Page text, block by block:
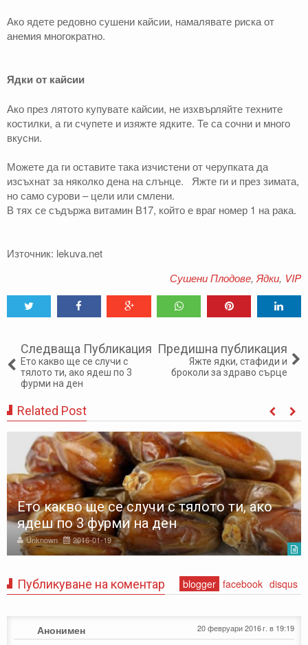
Ако ядете редовно сушени кайсии, намалявате риска от
анемия многократно.
Ядки от кайсии
Ако през лятото купувате кайсии, не изхвърляйте техните
костилки, а ги счупете и изяжте ядките. Те са сочни и много
вкусни.
Можете да ги оставите така изчистени от черупката да
изсъхнат за няколко дена на слънце. Яжте ги и през зимата,
но само сурови – цели или смлени.
В тях се съдържа витамин В17, който е враг номер 1 на рака.
Източник: lekuva.net
Сушени Плодове, Ядки, VIP
Следваща Публикация
Ето какво ще се случи с
тялото ти, ако ядеш по 3
фурми на ден
Предишна публикация
Яжте ядки, стафиди и
броколи за здраво сърце
Related Post
Ето какво ще се случи с тялото ти, ако
ядеш по 3 фурми на ден
Unknown 2016-01-19
Публикуване на коментар blogger facebook disqus
Анонимен 20 февруари 2016 г. в 19:19